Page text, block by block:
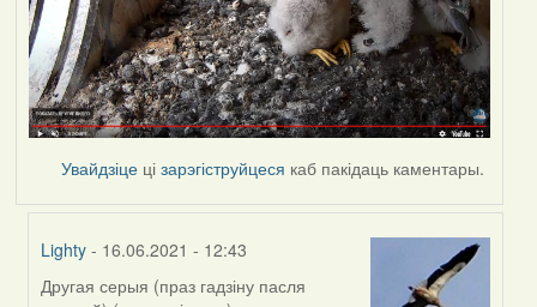
Увайдзіце цізарэгіструйцеся каб пакідаць каментары.
Lighty - 16.06.2021 - 12:43
In
Другая серыя (праз гадзіну пасля